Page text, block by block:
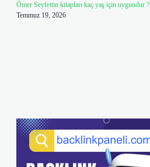
Ömer Seyfettin kitapları kaç yaş için uygundur ?
Temmuz 19, 2026